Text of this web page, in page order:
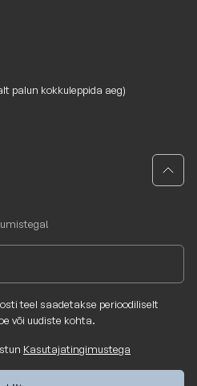
palun kokkuleppida aeg)
teel saadetakse perioodiliselt
või uudiste kohta.
Kasutajatingimustega